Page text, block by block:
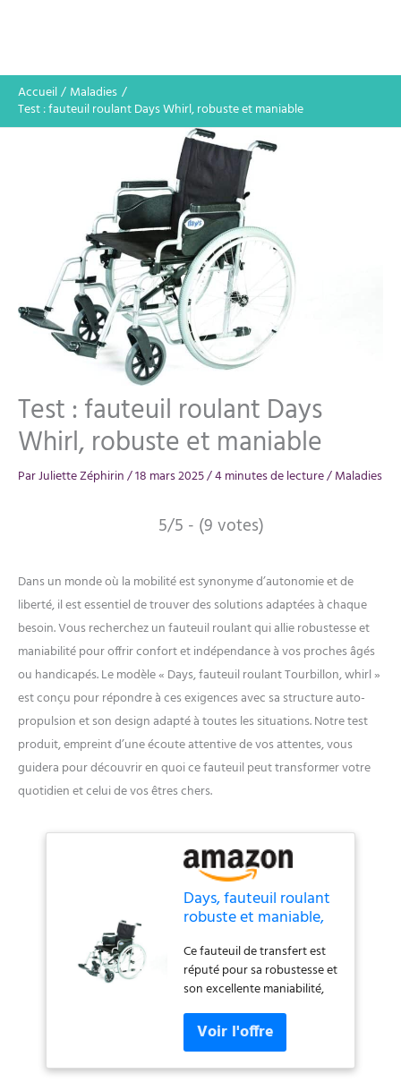
Accueil
Maladies
Test : fauteuil roulant Days Whirl, robuste et maniable
Test : fauteuil roulant Days
Whirl, robuste et maniable
ParJuliette Zéphirin/18 mars 2025/4 minutes de lecture/Maladies
5/5 - (9 votes)
Dans un monde où la mobilité est synonyme d’autonomie et de
liberté, il est essentiel de trouver des solutions adaptées à chaque
besoin. Vous recherchez un fauteuil roulant qui allie robustesse et
maniabilité pour offrir confort et indépendance à vos proches âgés
ou handicapés. Le modèle « Days, fauteuil roulant Tourbillon, whirl »
est conçu pour répondre à ces exigences avec sa structure auto-
propulsion et son design adapté à toutes les situations. Notre test
produit, empreint d’une écoute attentive de vos attentes, vous
guidera pour découvrir en quoi ce fauteuil peut transformer votre
quotidien et celui de vos êtres chers.
Days, fauteuil roulant
robuste et maniable,
fauteuil auto-
propolusion,
Tourbillon, Whirl,
largeur 45 cm, Argent,
chaise roulante pour
personnes âgées,
handicapées
Ce fauteuil de transfert est
réputé pour sa robustesse et
son excellente maniabilité,
idéal pour une utilisation en
intérieur Conçu pour une
utilisation intensive avec un
dossier cassant et des